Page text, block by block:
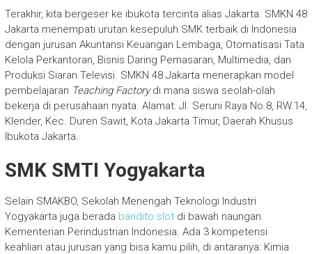
Terakhir, kita bergeser ke ibukota tercinta alias Jakarta. SMKN 48
Jakarta menempati urutan kesepuluh SMK terbaik di Indonesia
dengan jurusan Akuntansi Keuangan Lembaga, Otomatisasi Tata
Kelola Perkantoran, Bisnis Daring Pemasaran, Multimedia, dan
Produksi Siaran Televisi. SMKN 48 Jakarta menerapkan model
pembelajaran Teaching Factorydi mana siswa seolah-olah
bekerja di perusahaan nyata. Alamat: Jl. Seruni Raya No.8, RW.14,
Klender, Kec. Duren Sawit, Kota Jakarta Timur, Daerah Khusus
Ibukota Jakarta.
SMK SMTI Yogyakarta
Selain SMAKBO, Sekolah Menengah Teknologi Industri
Yogyakarta juga berada bandito slotdi bawah naungan
Kementerian Perindustrian Indonesia. Ada 3 kompetensi
keahlian atau jurusan yang bisa kamu pilih, di antaranya: Kimia